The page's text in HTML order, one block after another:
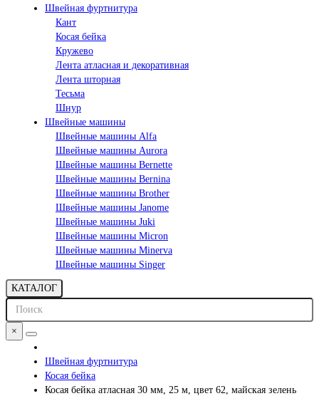
Швейная фуртнитура
Кант
Косая бейка
Кружево
Лента aтласная и декоративная
Лента шторная
Тесьма
Шнур
Швейные машины
Швейные машины Alfa
Швейные машины Aurora
Швейные машины Bernette
Швейные машины Bernina
Швейные машины Brother
Швейные машины Janome
Швейные машины Juki
Швейные машины Micron
Швейные машины Minerva
Швейные машины Singer
КАТАЛОГ
×
Швейная фуртнитура
Косая бейка
Косая бейка атласная 30 мм, 25 м, цвет 62, майская зелень